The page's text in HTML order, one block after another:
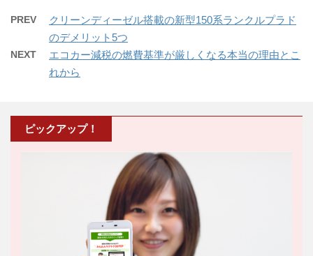
PREV
クリーンディーゼル搭載の新型150系ランクルプラド
のデメリット5つ
NEXT
エコカー減税の燃費基準が厳しくなる本当の理由とこ
れから
ピックアップ！